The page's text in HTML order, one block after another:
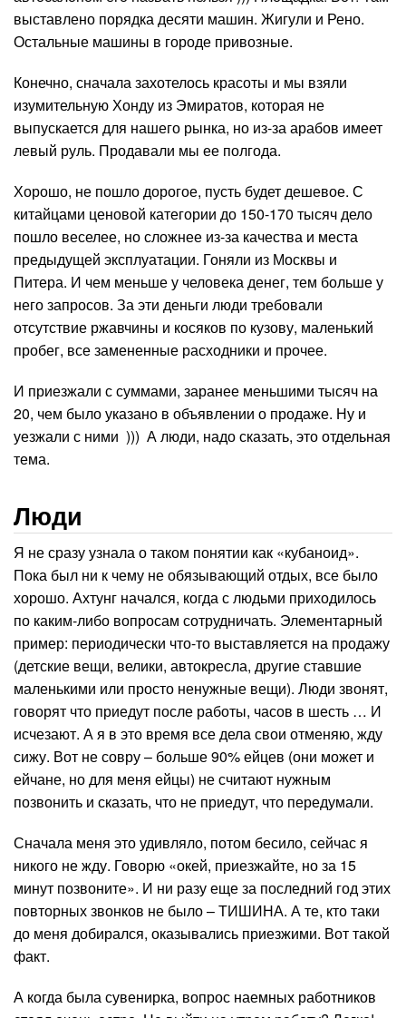
выставлено порядка десяти машин. Жигули и Рено.
Остальные машины в городе привозные.
Конечно, сначала захотелось красоты и мы взяли
изумительную Хонду из Эмиратов, которая не
выпускается для нашего рынка, но из-за арабов имеет
левый руль. Продавали мы ее полгода.
Хорошо, не пошло дорогое, пусть будет дешевое. С
китайцами ценовой категории до 150-170 тысяч дело
пошло веселее, но сложнее из-за качества и места
предыдущей эксплуатации. Гоняли из Москвы и
Питера. И чем меньше у человека денег, тем больше у
него запросов. За эти деньги люди требовали
отсутствие ржавчины и косяков по кузову, маленький
пробег, все замененные расходники и прочее.
И приезжали с суммами, заранее меньшими тысяч на
20, чем было указано в объявлении о продаже. Ну и
уезжали с ними ))) А люди, надо сказать, это отдельная
тема.
Люди
Я не сразу узнала о таком понятии как «кубаноид».
Пока был ни к чему не обязывающий отдых, все было
хорошо. Ахтунг начался, когда с людьми приходилось
по каким-либо вопросам сотрудничать. Элементарный
пример: периодически что-то выставляется на продажу
(детские вещи, велики, автокресла, другие ставшие
маленькими или просто ненужные вещи). Люди звонят,
говорят что приедут после работы, часов в шесть … И
исчезают. А я в это время все дела свои отменяю, жду
сижу. Вот не совру – больше 90% ейцев (они может и
ейчане, но для меня ейцы) не считают нужным
позвонить и сказать, что не приедут, что передумали.
Сначала меня это удивляло, потом бесило, сейчас я
никого не жду. Говорю «окей, приезжайте, но за 15
минут позвоните». И ни разу еще за последний год этих
повторных звонков не было – ТИШИНА. А те, кто таки
до меня добирался, оказывались приезжими. Вот такой
факт.
А когда была сувенирка, вопрос наемных работников